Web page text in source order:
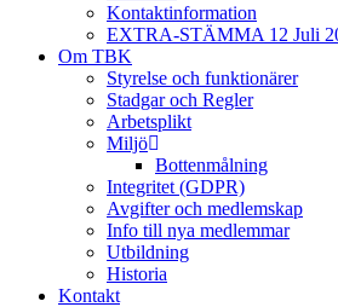
Kontaktinformation
EXTRA-STÄMMA 12 Juli
Om TBK
Styrelse och funktionärer
Stadgar och Regler
Arbetsplikt
Miljö
Bottenmålning
Integritet (GDPR)
Avgifter och medlemskap
Info till nya medlemmar
Utbildning
Historia
Kontakt